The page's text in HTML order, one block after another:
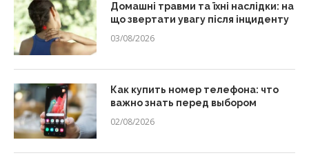
Домашні травми та їхні наслідки: на
що звертати увагу після інциденту
03/08/2026
Как купить номер телефона: что
важно знать перед выбором
02/08/2026